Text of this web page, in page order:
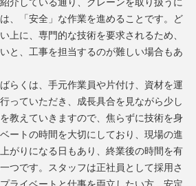
介している通り、クレーンを取り扱うに
、「安全」な作業を進めることです。ど
上に、専門的な技術を要求されるため、
と、工事を担当するのが難しい場合もあ
らくは、手元作業員や片付け、資材を運
っていただき、成長具合を見ながら少し
教えていきますので、焦らずに技術を身
ートの時間を大切にしており、現場の進
がりになる日もあり、終業後の時間を有
つです。スタッフは正社員として採用さ